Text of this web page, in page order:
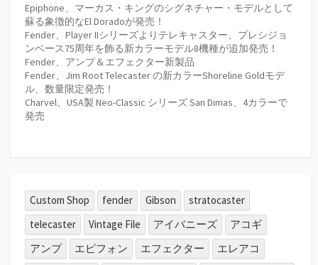
Epiphone、マーカス・キングのシグネチャー・モデルとして
蘇る象徴的なEl Doradoが発売！
Fender、Player IIシリーズよりテレキャスター、プレシジョ
ンベース75周年を飾る新カラーモデル8機種が追加発売！
Fender、アンプ＆エフェクター新製品
Fender、Jim Root Telecaster の新カラーShoreline Goldモデ
ル、数量限定発売！
Charvel、USA製 Neo-Classic シリーズ San Dimas、4カラーで
発売
Custom Shop fender Gibson
stratocaster
telecaster
Vintage File アイバニーズ
アコギ
アンプ
エピフォン エフェクター
エレアコ